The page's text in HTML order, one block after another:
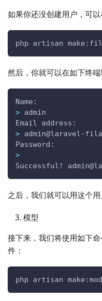
如果你还没创建用户，可
php artisan
然后，你就可以在如下终端
Name:
> admin
Email address:
> admin@laravel-
Password:
>
Successful !
之后，我们就可以用这个用
模型
接下来，我们将使用如下
件：
php artisan